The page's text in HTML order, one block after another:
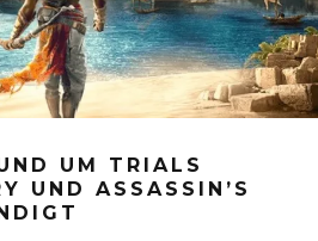
UM TRIALS
UND ASSASSIN’S